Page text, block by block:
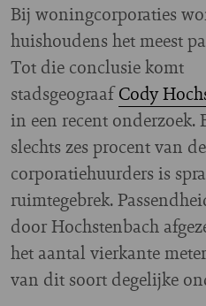
Bij woningcorporaties
huishoudens het meest
Tot die conclusie komt
stadsgeograafCody
in een recent onderzoek.
slechts zes procent van de
corporatiehuurders is
ruimtegebrek.
door Hochstenbach
het aantal vierkante
van dit soort degelijke